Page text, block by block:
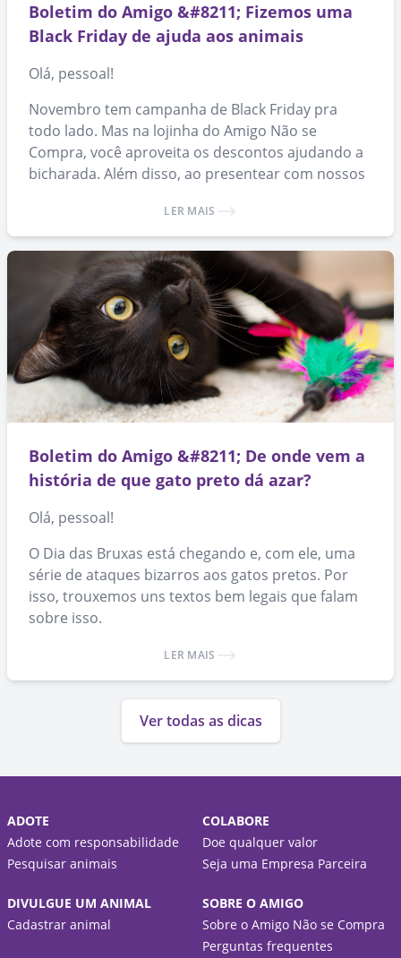
Boletim do Amigo &#8211; Fizemos uma
Black Friday de ajuda aos animais
Olá, pessoal!
Novembro tem campanha de Black Friday pra
todo lado. Mas na lojinha do Amigo Não se
Compra, você aproveita os descontos ajudando a
bicharada. Além disso, ao presentear com nossos
adoção de animais. 🙂LER MAIS
Boletim do Amigo &#8211; De onde vem a
história de que gato preto dá azar?
Olá, pessoal!
O Dia das Bruxas está chegando e, com ele, uma
série de ataques bizarros aos gatos pretos. Por
isso, trouxemos uns textos bem legais que falam
sobre isso.
LER MAIS
Ver todas as dicas
ADOTE
Adote com responsabilidade
Pesquisar animais
COLABORE
Doe qualquer valor
Seja uma Empresa Parceira
DIVULGUE UM ANIMAL
Cadastrar animal
SOBRE O AMIGO
Sobre o Amigo Não se Compra
Perguntas frequentes